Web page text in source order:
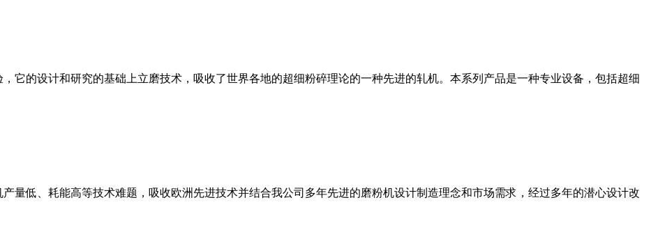
它的设计和研究的基础上立磨技术，吸收了世界各地的超细粉碎理论的一种先进的轧机。本系列产品是一种专业设备，包括超细
量低、耗能高等技术难题，吸收欧洲先进技术并结合我公司多年先进的磨粉机设计制造理念和市场需求，经过多年的潜心设计改